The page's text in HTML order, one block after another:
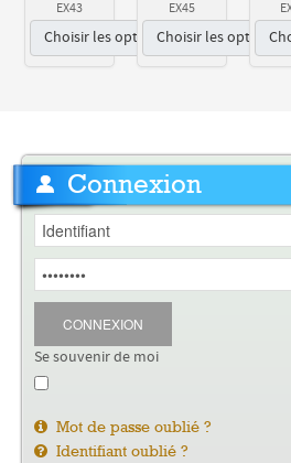
EX43
Choisir les options
EX45
Choisir les options
Connexion
CONNEXION
Se souvenir de moi
Mot de passe oublié ?
Identifiant oublié ?